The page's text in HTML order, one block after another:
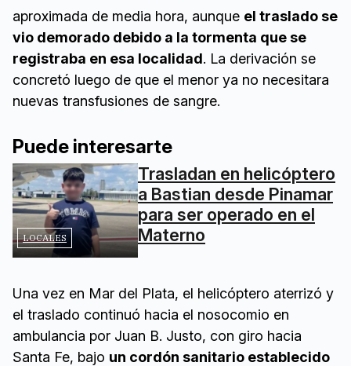
aproximada de media hora, aunque el traslado se
vio demorado debido a la tormenta que se
registraba en esa localidad. La derivación se
concretó luego de que el menor ya no necesitara
nuevas transfusiones de sangre.
Puede interesarte
LOCALES
Trasladan en helicóptero
a Bastian desde Pinamar
para ser operado en el
Materno
Una vez en Mar del Plata, el helicóptero aterrizó y
el traslado continuó hacia el nosocomio en
ambulancia por Juan B. Justo, con giro hacia
Santa Fe, bajo un cordón sanitario establecido